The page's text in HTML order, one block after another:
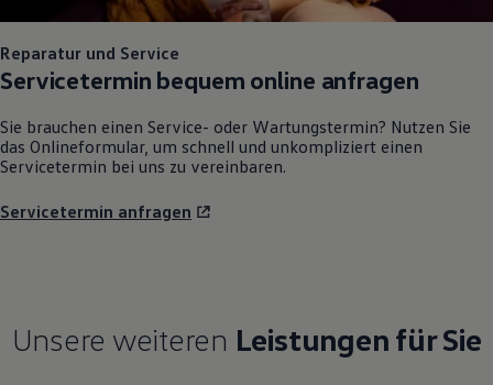
Reparatur und Service
Servicetermin bequem online anfragen
Sie brauchen einen Service- oder Wartungstermin? Nutzen Sie
das Onlineformular, um schnell und unkompliziert einen
Servicetermin bei uns zu vereinbaren.
Servicetermin anfragen
Unsere weiteren Leistungen für Sie